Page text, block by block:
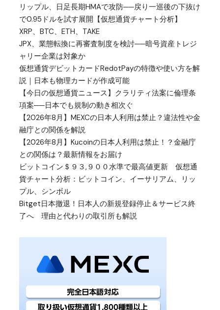
リップル、日足長期HMAで攻防──戻り一巡後の下抜け
で0.95ドルを試す展開【仮想通貨チャート分析】
XRP、BTC、ETH、TAKE
JPX、業態転換に再審査制度を検討──暗号資産トレジ
ャリー企業は対象か
仮想通貨デビットカードRedotPayの特徴や使い方を解
説｜日本も物理カードが作成可能
【今日の仮想通貨ニュース】クラリティ法案に倫理条
項案──日本でも規制の動き相次ぐ
【2026年8月】MEXCの日本人利用は禁止？違法性や金
融庁との関係を解説
【2026年8月】Kucoinの日本人利用は禁止！？金融庁
との関係は？最新情報をお届け
ビットコイン＄９３,９００水準で最高値更新 仮想通
貨チャート分析：ビットコイン、イーサリアム、リッ
プル、シンボル
Bitget日本撤退！日本人の新規登録停止＆サービス終
了へ 理由と代わりの取引所も解説